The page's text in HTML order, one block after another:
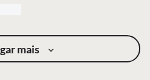
mais